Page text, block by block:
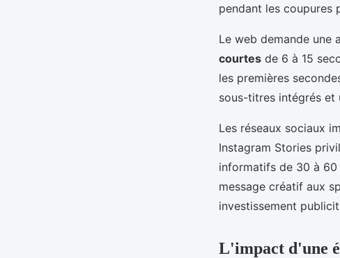
pendant les coupures
Le web demande une
courtes de 6 à 15
les premières
sous-titres intégrés et
Les réseaux sociaux
Instagram Stories
informatifs de 30 à
message créatif aux
investissement
L'impact d'une